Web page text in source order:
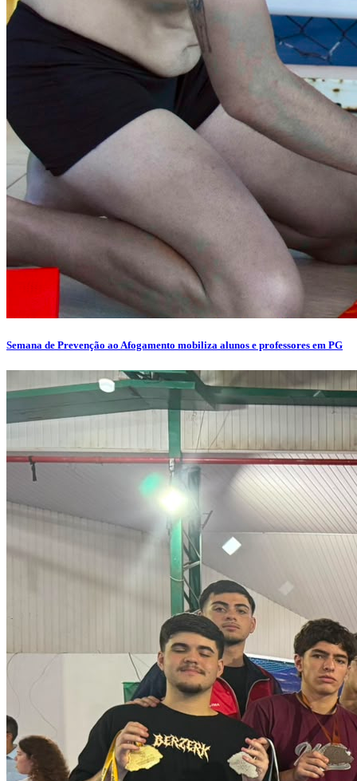
Semana de Prevenção ao Afogamento mobiliza alunos e professores em PG